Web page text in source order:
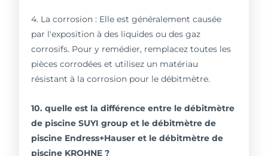
4. La corrosion : Elle est généralement causée
par l'exposition à des liquides ou des gaz
corrosifs. Pour y remédier, remplacez toutes les
pièces corrodées et utilisez un matériau
résistant à la corrosion pour le débitmètre.
10. quelle est la différence entre le débitmètre
de piscine SUYI group et le débitmètre de
piscine Endress+Hauser et le débitmètre de
piscine KROHNE ?